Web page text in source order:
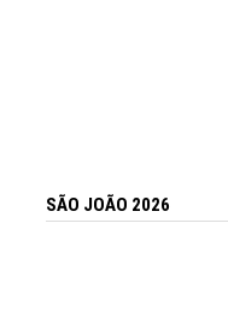
SÃO JOÃO 2026